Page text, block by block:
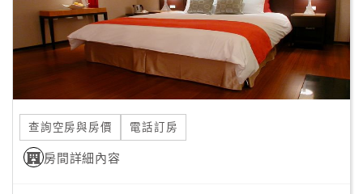
查詢空房與房價 電話訂房
房間詳細內容